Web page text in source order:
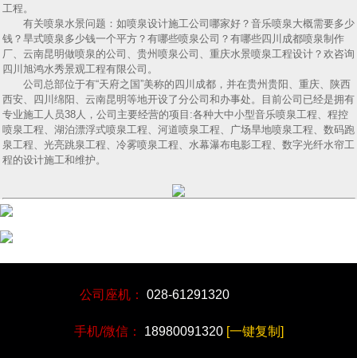
工程。
有关喷泉水景问题：如喷泉设计施工公司哪家好？音乐喷泉大概需要多少
钱？旱式喷泉多少钱一个平方？有哪些喷泉公司？有哪些四川成都喷泉制作
厂、云南昆明做喷泉的公司、贵州喷泉公司、重庆水景喷泉工程设计？欢咨询
四川旭鸿水秀景观工程有限公司。
公司总部位于有“天府之国”美称的四川成都，并在贵州贵阳、重庆、陕西
西安、四川绵阳、云南昆明等地开设了分公司和办事处。目前公司已经是拥有
专业施工人员38人，公司主要经营的项目:各种大中小型音乐喷泉工程、程控
喷泉工程、湖泊漂浮式喷泉工程、河道喷泉工程、广场旱地喷泉工程、数码跑
泉工程、光亮跳泉工程、冷雾喷泉工程、水幕瀑布电影工程、数字光纤水帘工
程的设计施工和维护。
公司座机： 028-61291320
手机/微信： 18980091320 [一键复制]